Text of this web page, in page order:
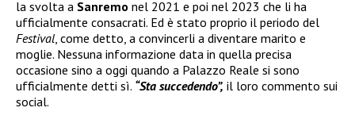
la svolta a Sanremo nel 2021 e poi nel 2023 che li ha
ufficialmente consacrati. Ed è stato proprio il periodo del
Festival, come detto, a convincerli a diventare marito e
moglie. Nessuna informazione data in quella precisa
occasione sino a oggi quando a Palazzo Reale si sono
ufficialmente detti sì. “Sta succedendo”, il loro commento sui
social.